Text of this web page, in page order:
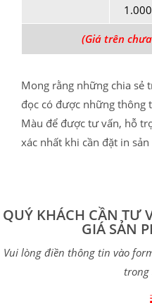
1.000
(Giá trên
Mong rằng những chia sẻ
đọc có được những thông
Màu để được tư vấn, hỗ
xác nhất khi cần đặt in
QUÝ KHÁCH CẦN TƯ
GIÁ SẢN
Vui lòng điền thông tin vào
trong